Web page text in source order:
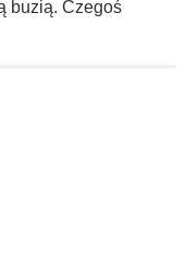
buzią. Czegoś